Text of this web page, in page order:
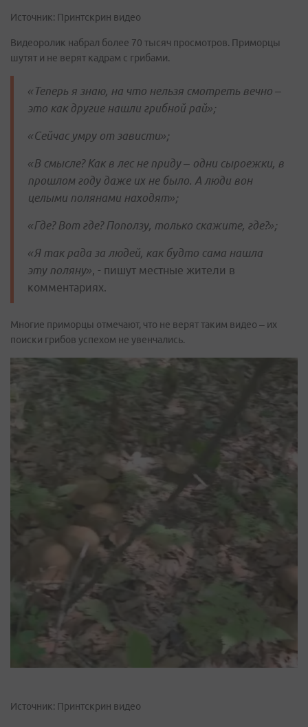
Источник: Принтскрин видео
Видеоролик набрал более 70 тысяч просмотров. Приморцы
шутят и не верят кадрам с грибами.
«Теперь я знаю, на что нельзя смотреть вечно –
это как другие нашли грибной рай»;
«Сейчас умру от зависти»;
«В смысле? Как в лес не приду – одни сыроежки, в
прошлом году даже их не было. А люди вон
целыми полянами находят»;
«Где? Вот где? Поползу, только скажите, где?»;
«Я так рада за людей, как будто сама нашла
эту поляну», - пишут местные жители в
комментариях.
Многие приморцы отмечают, что не верят таким видео – их
поиски грибов успехом не увенчались.
Источник: Принтскрин видео